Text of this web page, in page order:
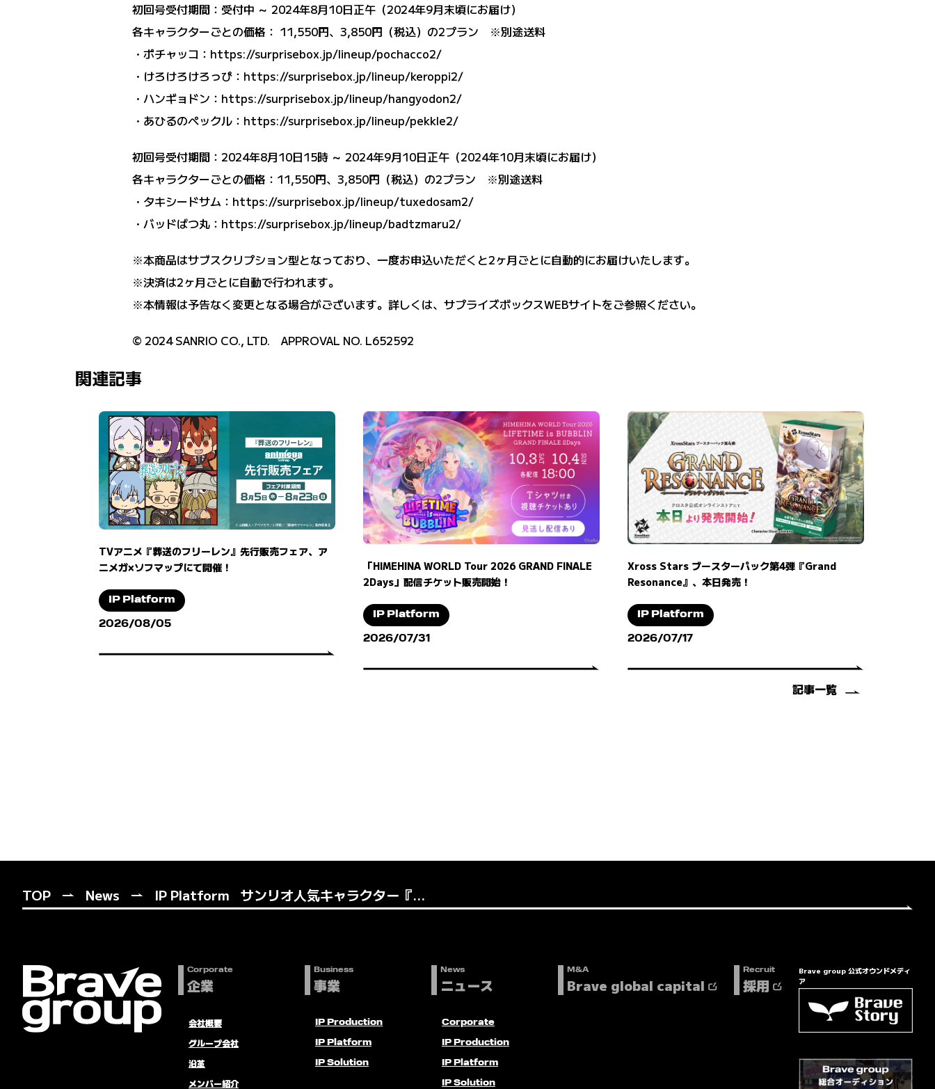
初回号受付期間：受付中 ～ 2024年8月10日正午（2024年9月末頃にお届け）
各キャラクターごとの価格： 11,550円、3,850円（税込）の2プラン ※別途送料
・ポチャッコ： https://surprisebox.jp/lineup/pochacco2/
・けろけろけろっぴ： https://surprisebox.jp/lineup/keroppi2/
・ハンギョドン： https://surprisebox.jp/lineup/hangyodon2/
・あひるのペックル： https://surprisebox.jp/lineup/pekkle2/
初回号受付期間：2024年8月10日15時 ～ 2024年9月10日正午（2024年10月末頃にお届け）
各キャラクターごとの価格：11,550円、3,850円（税込）の2プラン ※別途送料
・タキシードサム： https://surprisebox.jp/lineup/tuxedosam2/
・バッドばつ丸： https://surprisebox.jp/lineup/badtzmaru2/
※本商品はサブスクリプション型となっており、一度お申込いただくと2ヶ月ごとに自動的にお届けいたします。
※決済は2ヶ月ごとに自動で行われます。
※本情報は予告なく変更となる場合がございます。詳しくは、サプライズボックスWEBサイトをご参照ください。
© 2024 SANRIO CO., LTD. APPROVAL NO. L652592
関連記事
TVアニメ『葬送のフリーレン』先行販売フェア、ア
ニメガ×ソフマップにて開催！
IP Platform
2026/08/05
「HIMEHINA WORLD Tour 2026 GRAND FINALE
2Days」配信チケット販売開始！
IP Platform
2026/07/31
Xross Stars ブースターパック第4弾『Grand
Resonance』、本日発売！
IP Platform
2026/07/17
記事一覧
TOP News IP Platform サンリオ人気キャラクター『...
Corporate
企業
会社概要
グループ会社
沿革
メンバー紹介
Business
事業
IP Production
IP Platform
IP Solution
News
ニュース
Corporate
IP Production
IP Platform
IP Solution
M&A
Brave global capital
Recruit
採用
Brave group 公式オウンドメディ
ア